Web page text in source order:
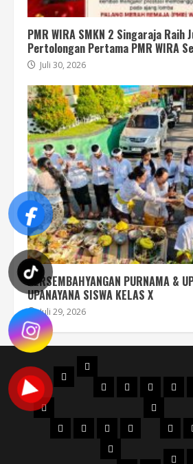
PMR WIRA SMKN 2 Singaraja Raih
Pertolongan Pertama PMR WIRA
Juli 30, 2026
PERSEMBAHYANGAN PURNAMA &
UPANAYANA SISWA KELAS X
Juli 29, 2026
BERANDA
PROFIL
STRUKTUR
ORGANISASI
DENAHMAPS
JURUSAN
Perhotelan
KulinerKECANTIKAN
Tata
WKS
1
PTK